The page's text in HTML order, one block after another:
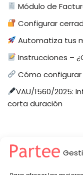
Módulo de
Configurar
Automatiza tus
Instrucciones –
Cómo
VAU/1560/2025:
corta duración